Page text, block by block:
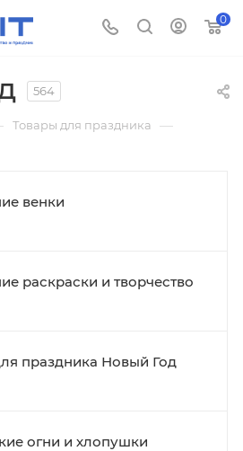
0
564
Товары для праздника —
венки
раскраски и творчество
праздника Новый Год
огни и хлопушки